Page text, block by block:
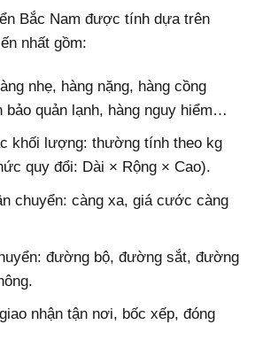
Bắc Nam được tính dựa trên
nhất gồm:
nhẹ, hàng nặng, hàng cồng
bảo quản lạnh, hàng nguy hiểm…
khối lượng: thường tính theo kg
quy đổi: Dài × Rộng × Cao).
chuyển: càng xa, giá cước càng
đường bộ, đường sắt, đường
nhận tận nơi, bốc xếp, đóng